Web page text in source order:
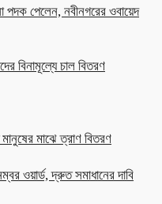
পদক পেলেন, নবীনগরের ওবায়েদ
বিনামূল্যে চাল বিতরণ
মাঝে ত্রাণ বিতরণ
ওয়ার্ড, দ্রুত সমাধানের দাবি